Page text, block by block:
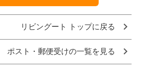
リビングート トップに戻る
ポスト・郵便受けの一覧を見る